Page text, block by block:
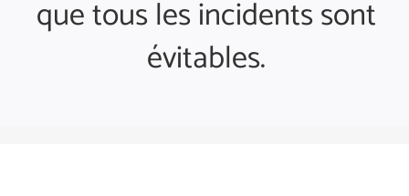
que tous les incidents sont
évitables.